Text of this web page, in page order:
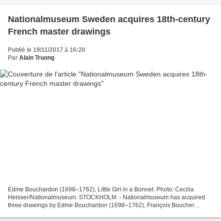
Nationalmuseum Sweden acquires 18th-century
French master drawings
Publié le 19/11/2017 à 16:20
Par Alain Truong
Edme Bouchardon (1698–1762), Little Girl in a Bonnet. Photo: Cecilia
Heisser/Nationalmuseum. STOCKHOLM .- Nationalmuseum has acquired
three drawings by Edme Bouchardon (1698–1762), François Boucher